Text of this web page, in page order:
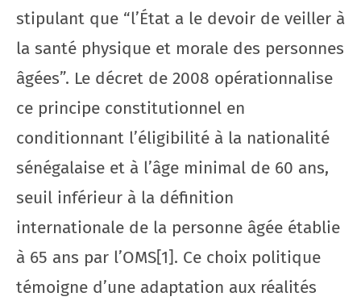
stipulant que “l’État a le devoir de veiller à
la santé physique et morale des personnes
âgées”. Le décret de 2008 opérationnalise
ce principe constitutionnel en
conditionnant l’éligibilité à la nationalité
sénégalaise et à l’âge minimal de 60 ans,
seuil inférieur à la définition
internationale de la personne âgée établie
à 65 ans par l’OMS[1]. Ce choix politique
témoigne d’une adaptation aux réalités